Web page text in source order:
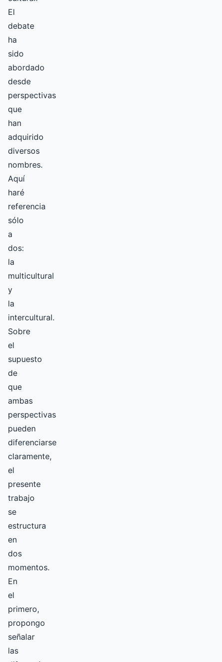
El
debate
ha
sido
abordado
desde
perspectivas
que
han
adquirido
diversos
nombres.
Aquí
haré
referencia
sólo
a
dos:
la
multicultural
y
la
intercultural.
Sobre
el
supuesto
de
que
ambas
perspectivas
pueden
diferenciarse
claramente,
el
presente
trabajo
se
estructura
en
dos
momentos.
En
el
primero,
propongo
señalar
las